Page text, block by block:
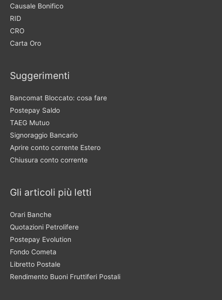
Causale Bonifico
RID
CRO
Carta Oro
Suggerimenti
Bancomat Bloccato: cosa fare
Postepay Saldo
TAEG Mutuo
Signoraggio Bancario
Aprire conto corrente Estero
Chiusura conto corrente
Gli articoli più letti
Orari Banche
Quotazioni Petrolifere
Postepay Evolution
Fondo Cometa
Libretto Postale
Rendimento Buoni Fruttiferi Postali